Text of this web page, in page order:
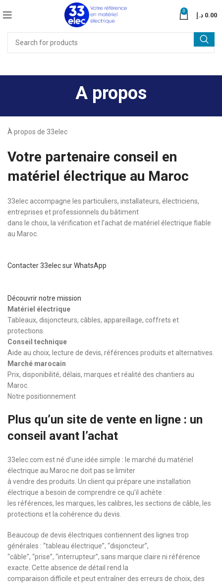
0
0.00 د.إ
A propos
À propos de 33elec
Votre partenaire conseil en
matériel électrique au Maroc
33elec accompagne les particuliers, installateurs, électriciens,
entreprises et professionnels du bâtiment
dans le choix, la vérification et l’achat de matériel électrique fiable
au Maroc.
Contacter 33elec sur WhatsApp
Découvrir notre mission
Matériel électrique
Tableaux, disjoncteurs, câbles, appareillage, coffrets et
protections.
Conseil technique
Aide au choix, lecture de devis, références produits et alternatives.
Marché marocain
Prix, disponibilité, délais, marques et réalité des chantiers au
Maroc.
Notre positionnement
Plus qu’un site de vente en ligne : un
conseil avant l’achat
33elec.com est né d’une idée simple : le marché du matériel
électrique au Maroc ne doit pas se limiter
à vendre des produits. Un client qui prépare une installation
électrique a besoin de comprendre ce qu’il achète :
les références, les marques, les calibres, les sections de câble, les
protections et la cohérence du devis.
Beaucoup de devis électriques contiennent des lignes trop
générales : “tableau électrique”, “disjoncteur”,
“câble”, “prise”, “interrupteur”, sans marque claire ni référence
exacte. Cette absence de détail rend la
comparaison difficile et peut entraîner des erreurs de choix, des